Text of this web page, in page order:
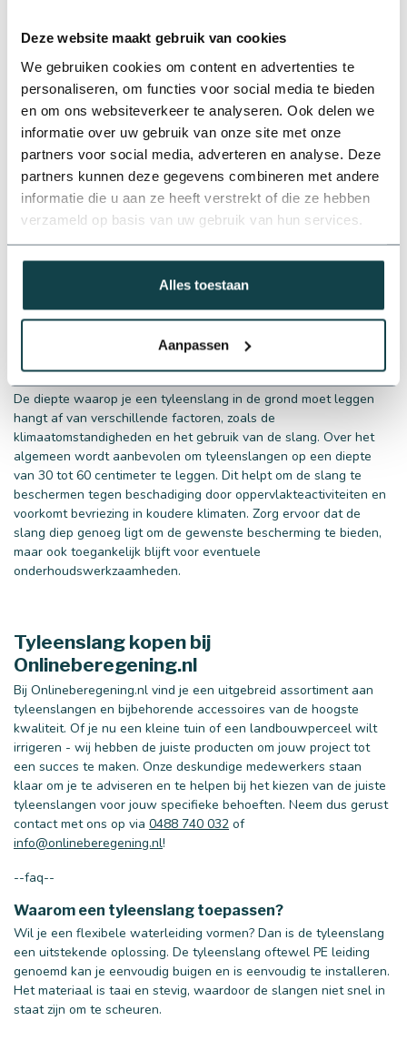
Deze website maakt gebruik van cookies
We gebruiken cookies om content en advertenties te
personaliseren, om functies voor social media te bieden
en om ons websiteverkeer te analyseren. Ook delen we
informatie over uw gebruik van onze site met onze
partners voor social media, adverteren en analyse. Deze
partners kunnen deze gegevens combineren met andere
informatie die u aan ze heeft verstrekt of die ze hebben
verzameld op basis van uw gebruik van hun services.
Alles toestaan
Aanpassen
Verschillende soorten tyleenslangen:
LDPE & HDPE
Tyleenslangen zijn verkrijgbaar in verschillende soorten, die elk
unieke eigenschappen hebben om aan specifieke behoeften te
voldoen. De twee meest voorkomende typen zijnLDPE (Low-
Density Polyethylene)
HDPE (High-Density Polyethylene)
LDPE tyleenslangen zijn flexibel en gemakkelijk te installeren,
waardoor ze ideaal zijn voor complexe irrigatiesystemen met veel
bochten en vertakkingen. Deze slangen zijn bestand tegen lage
druk en worden vaak gebruikt in druppelbevloeiingssystemen en
voor het verbinden van sproeiers. Aan de andere kant zijn HDPE
tyleenslangen sterker en duurzamer, wat ze geschikt maakt voor
uitgebreidere toepassingen die hogere druk vereisen.
Hoe diep moet een tyleenslang in de
grond?
De diepte waarop je een tyleenslang in de grond moet leggen
hangt af van verschillende factoren, zoals de
klimaatomstandigheden en het gebruik van de slang. Over het
algemeen wordt aanbevolen om tyleenslangen op een diepte
van 30 tot 60 centimeter te leggen. Dit helpt om de slang te
beschermen tegen beschadiging door oppervlakteactiviteiten en
voorkomt bevriezing in koudere klimaten. Zorg ervoor dat de
slang diep genoeg ligt om de gewenste bescherming te bieden,
maar ook toegankelijk blijft voor eventuele
onderhoudswerkzaamheden.
Tyleenslang kopen bij
Onlineberegening.nl
Bij Onlineberegening.nl vind je een uitgebreid assortiment aan
tyleenslangen en bijbehorende accessoires van de hoogste
kwaliteit. Of je nu een kleine tuin of een landbouwperceel wilt
irrigeren - wij hebben de juiste producten om jouw project tot
een succes te maken. Onze deskundige medewerkers staan
klaar om je te adviseren en te helpen bij het kiezen van de juiste
tyleenslangen voor jouw specifieke behoeften. Neem dus gerust
contact met ons op via 0488 740 032 of
info@onlineberegening.nl!
--faq--
Waarom een tyleenslang toepassen?
Wil je een flexibele waterleiding vormen? Dan is de tyleenslang
een uitstekende oplossing. De tyleenslang oftewel PE leiding
genoemd kan je eenvoudig buigen en is eenvoudig te installeren.
Het materiaal is taai en stevig, waardoor de slangen niet snel in
staat zijn om te scheuren.